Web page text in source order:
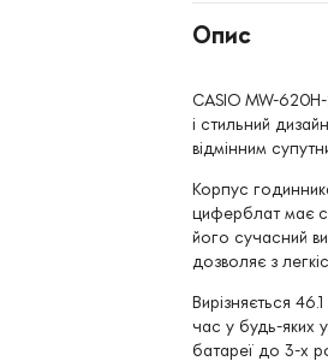
Опис
CASIO MW-
і стильний
відмінним
Корпус
циферблат має
його сучасний
дозволяє з
Вирізняється
час у будь-яких
батареї до 3-х